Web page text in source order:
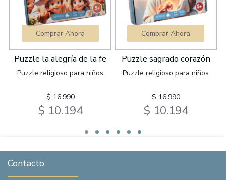
Comprar Ahora
Puzzle la alegría de la fe
Puzzle religioso para niños
$ 16.990
$ 10.194
Comprar Ahora
Puzzle sagrado corazón
Puzzle religioso para niños
$ 16.990
$ 10.194
Contacto